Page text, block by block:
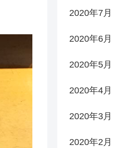
2020年7月
2020年6月
2020年5月
2020年4月
2020年3月
2020年2月